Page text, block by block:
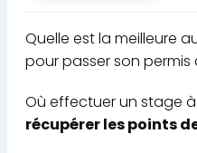
Quelle est la meilleure
pour passer son permis
Où effectuer un stage à
récupérer les points